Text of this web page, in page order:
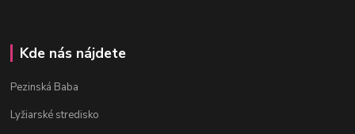
Kde nás nájdete
Pezinská Baba
Lyžiarské stredisko